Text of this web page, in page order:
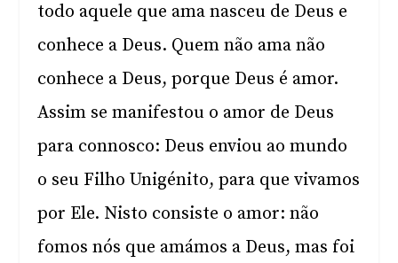
todo aquele que ama nasceu de Deus e
conhece a Deus. Quem não ama não
conhece a Deus, porque Deus é amor.
Assim se manifestou o amor de Deus
para connosco: Deus enviou ao mundo
o seu Filho Unigénito, para que vivamos
por Ele. Nisto consiste o amor: não
fomos nós que amámos a Deus, mas foi